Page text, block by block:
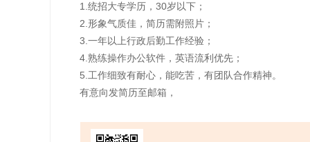
1.统招大专学历，30岁以下；
2.形象气质佳，简历需附照片；
3.一年以上行政后勤工作经验；
4.熟练操作办公软件，英语流利优先；
5.工作细致有耐心，能吃苦，有团队合作精神。
有意向发简历至邮箱，